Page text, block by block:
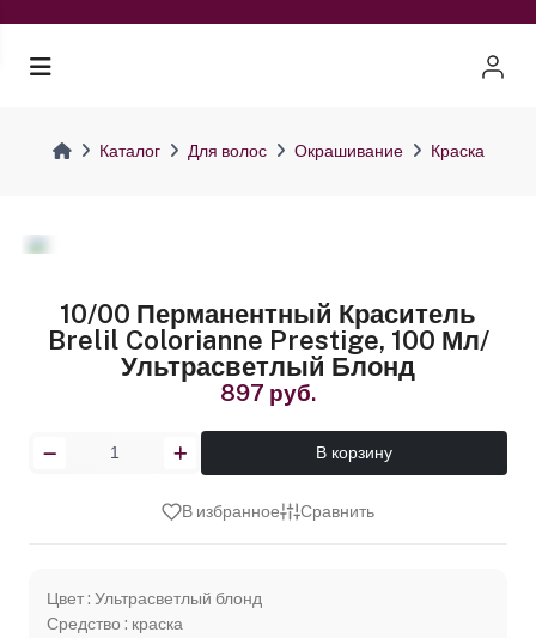
Каталог Для волос Окрашивание Краска
10/00 Перманентный Краситель
Brelil Colorianne Prestige, 100 Мл/
Ультрасветлый Блонд
897 руб.
В корзину
В избранное Сравнить
Цвет : Ультрасветлый блонд
Средство : краска